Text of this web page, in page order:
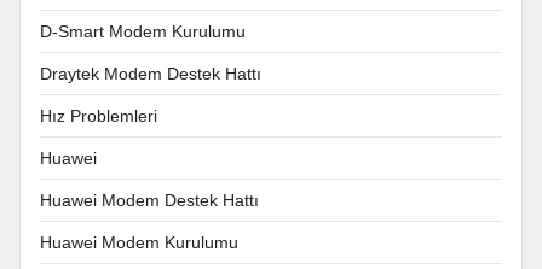
D-Smart Modem Kurulumu
Draytek Modem Destek Hattı
Hız Problemleri
Huawei
Huawei Modem Destek Hattı
Huawei Modem Kurulumu